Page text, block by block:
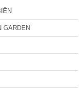
GARDEN